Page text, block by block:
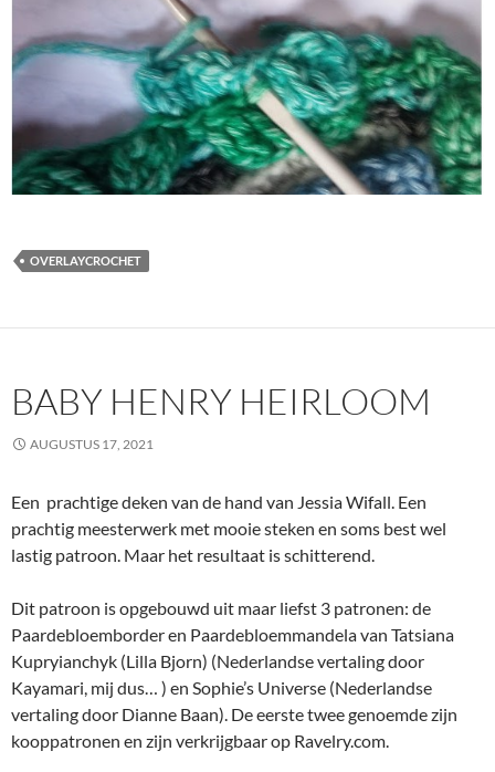
OVERLAYCROCHET
BABY HENRY HEIRLOOM
AUGUSTUS 17, 2021
Een prachtige deken van de hand van Jessia Wifall. Een
prachtig meesterwerk met mooie steken en soms best wel
lastig patroon. Maar het resultaat is schitterend.
Dit patroon is opgebouwd uit maar liefst 3 patronen: de
Paardebloemborder en Paardebloemmandela van Tatsiana
Kupryianchyk (Lilla Bjorn) (Nederlandse vertaling door
Kayamari, mij dus… ) en Sophie’s Universe (Nederlandse
vertaling door Dianne Baan). De eerste twee genoemde zijn
kooppatronen en zijn verkrijgbaar op Ravelry.com.